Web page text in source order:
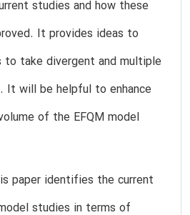
studies and how these
It provides ideas to
to take divergent and multiple
It will be helpful to enhance
of the EFQM model
paper identifies the current
studies in terms of